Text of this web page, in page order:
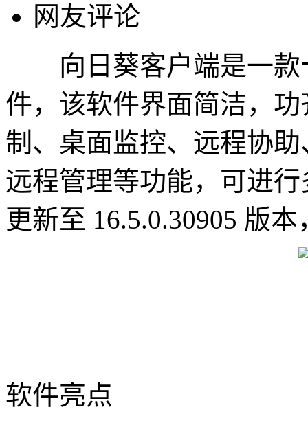
网友评论
向日葵客户端是一款
件，该软件界面简洁，
制、桌面监控、远程协
远程管理等功能，可进
更新至 16.5.0.30905 版
软件亮点